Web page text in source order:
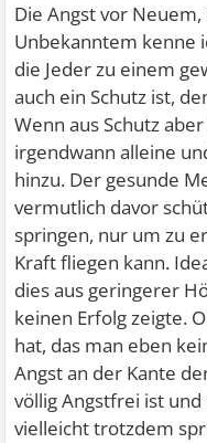
Die Angst vor
Unbekanntem kenne
die Jeder zu einem
auch ein Schutz ist,
Wenn aus Schutz
irgendwann alleine
hinzu. Der gesunde
vermutlich davor
springen, nur um zu
Kraft fliegen kann.
dies aus geringerer
keinen Erfolg zeigte.
hat, das man eben
Angst an der Kante
völlig Angstfrei ist
vielleicht trotzdem